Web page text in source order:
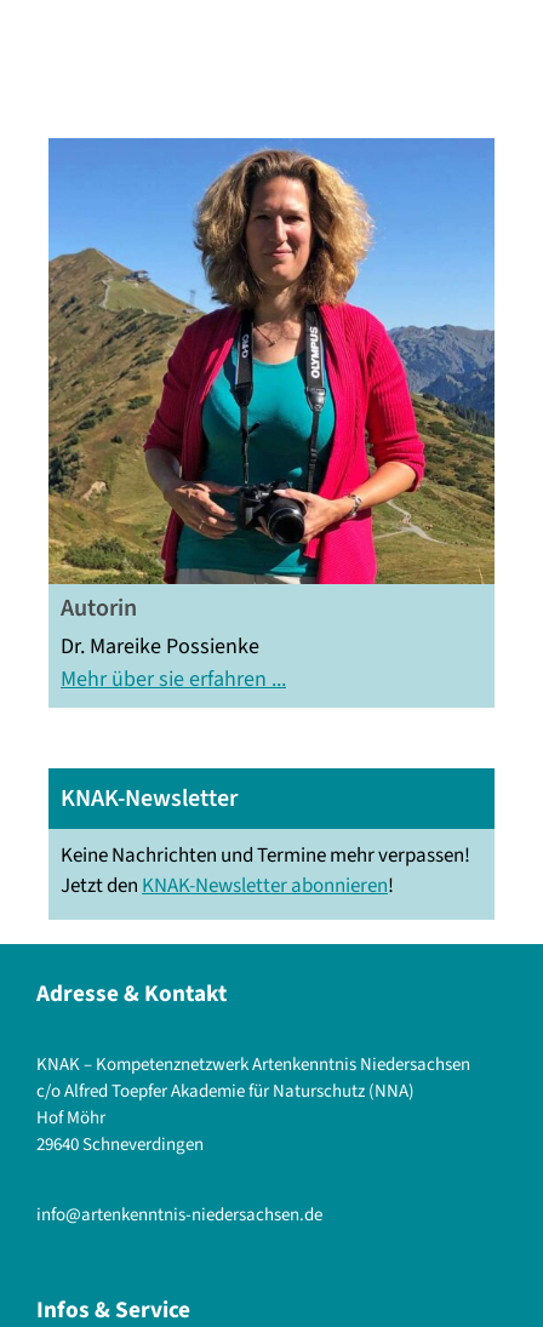
Autorin
Dr. Mareike Possienke
Mehr über sie erfahren ...
KNAK-Newsletter
Keine Nachrichten und Termine mehr verpassen!
Jetzt denKNAK-Newsletter abonnieren!
Adresse & Kontakt
KNAK – Kompetenznetzwerk Artenkenntnis Niedersachsen
c/o Alfred Toepfer Akademie für Naturschutz (NNA)
Hof Möhr
29640 Schneverdingen
info@artenkenntnis-niedersachsen.de
Infos & Service